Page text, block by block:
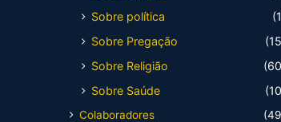
Sobre política
Sobre Pregação
Sobre Religião
Sobre Saúde
Colaboradores